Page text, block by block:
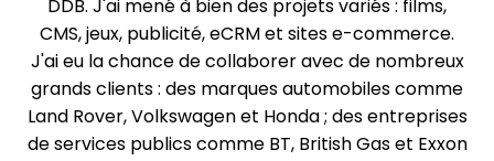
DDB. J'ai mené à bien des projets variés : films,
CMS, jeux, publicité, eCRM et sites e-commerce.
J'ai eu la chance de collaborer avec de nombreux
grands clients : des marques automobiles comme
Land Rover, Volkswagen et Honda ; des entreprises
de services publics comme BT, British Gas et Exxon